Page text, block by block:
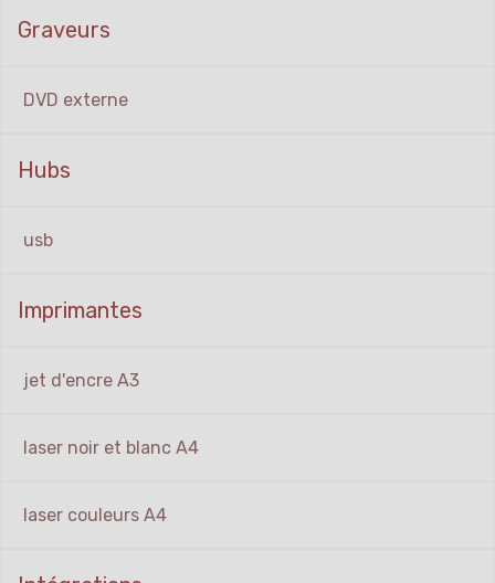
Graveurs
DVD externe
Hubs
usb
Imprimantes
jet d'encre A3
laser noir et blanc A4
laser couleurs A4